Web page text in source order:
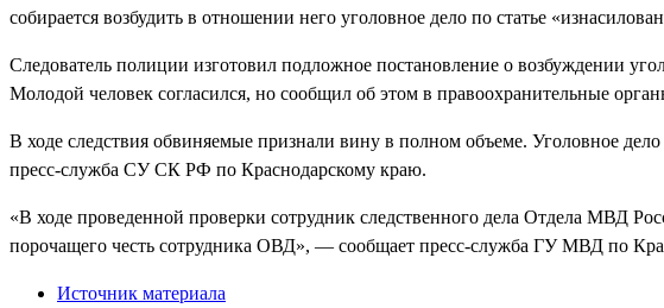
собирается возбудить в отношении него уголовное дело по статье
Следователь полиции изготовил подложное постановление о возбуждении
Молодой человек согласился, но сообщил об этом в правоохранительные
В ходе следствия обвиняемые признали вину в полном объеме. Уголовное
пресс-служба СУ СК РФ по Краснодарскому краю.
«В ходе проведенной проверки сотрудник следственного дела Отдела МВД
порочащего честь сотрудника ОВД», — сообщает пресс-служба ГУ МВД по
Источник материала